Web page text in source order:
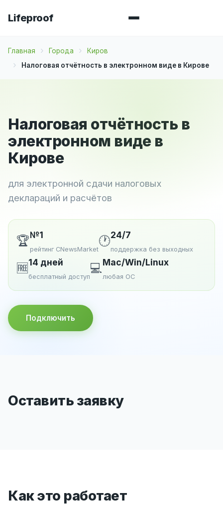
Lifeproof
Главная Города
Киров
Налоговая отчётность в электронном виде в Кирове
Налоговая отчётность в
электронном виде в
Кирове
для электронной сдачи налоговых
деклараций и расчётов
🏆№1
рейтинг CNewsMarket
🕐24/7
поддержка без выходных
🆓14 дней
бесплатный доступ
💻Mac/Win/Linux
любая ОС
Подключить
Оставить заявку
Как это работает